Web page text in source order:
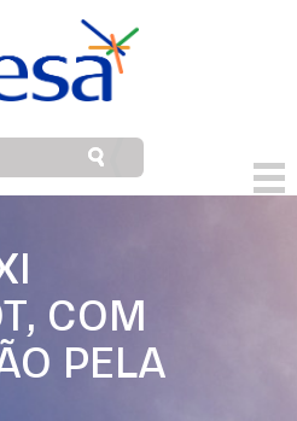
COM
PELA